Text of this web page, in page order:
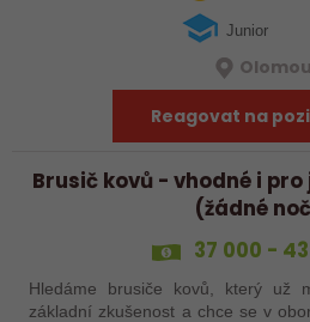
Junior
Reagovat na
Brusič kovů - vhodné i
(žádné
37 000 -
Hledáme brusiče kovů, který už
základní zkušenost a chce se v oboru dál